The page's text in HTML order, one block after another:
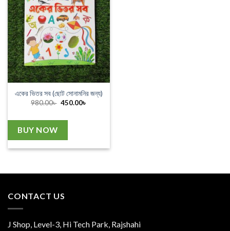
একের ভিতর সব (ছোট সোনামনির জন্য)
980.00৳ Original
980.00৳ .
450.00৳
BUY NOW
CONTACT US
J Shop, Level-3, Hi Tech Park, Rajshahi